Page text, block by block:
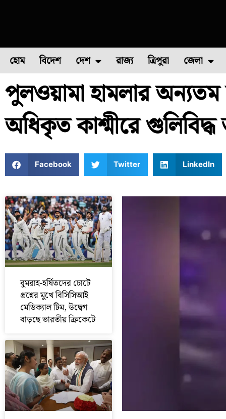
হোম বিদেশ দেশ
ফুল চাষ ফল চাষ মাছ চাষ পোল্ট্রি
রাজ্য ত্রিপুরা জেলা
উত্তর ২৪
পুলওয়ামা হামলার
অধিকৃত কাশ্মীরে গুলিবিদ্ধ
Facebook Twitter LinkedIn
বুমরাহ-হর্ষিতদের চোটে
প্রশ্নের মুখে বিসিসিআই
মেডিক্যাল টিম, উদ্বেগ
বাড়ছে ভারতীয় ক্রিকেটে